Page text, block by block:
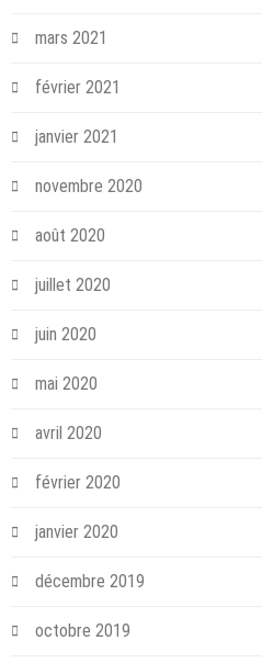
mars 2021
février 2021
janvier 2021
novembre 2020
août 2020
juillet 2020
juin 2020
mai 2020
avril 2020
février 2020
janvier 2020
décembre 2019
octobre 2019